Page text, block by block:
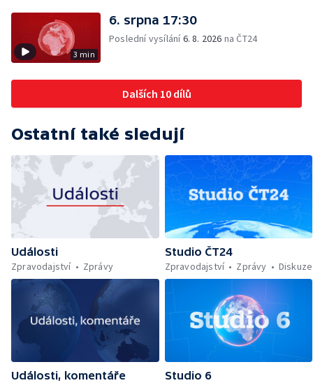
3 min
6. srpna 17:30
Poslední vysílání6. 8. 2026 na ČT24
Dalších 10 dílů
Ostatní také sledují
Události
Zpravodajství
Zprávy
Studio ČT24
Zpravodajství
Zprávy Diskuze
Události, komentáře
Studio 6